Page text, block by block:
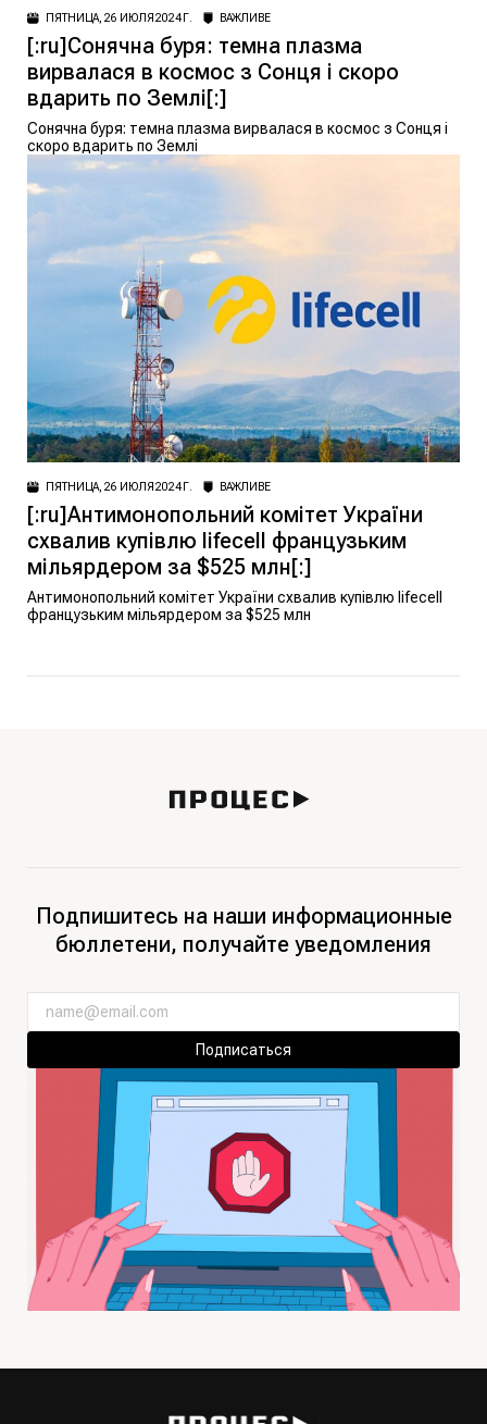
ПЯТНИЦА, 26 ИЮЛЯ 2024 Г. ВАЖЛИВЕ
[:ru]Сонячна буря: темна плазма
вирвалася в космос з Сонця і скоро
вдарить по Землі[:]
Сонячна буря: темна плазма вирвалася в космос з Сонця і
скоро вдарить по Землі
ПЯТНИЦА, 26 ИЮЛЯ 2024 Г. ВАЖЛИВЕ
[:ru]Антимонопольний комітет України
схвалив купівлю lifecell французьким
мільярдером за $525 млн[:]
Антимонопольний комітет України схвалив купівлю lifecell
французьким мільярдером за $525 млн
Подпишитесь на наши информационные
бюллетени, получайте уведомления
Подписаться